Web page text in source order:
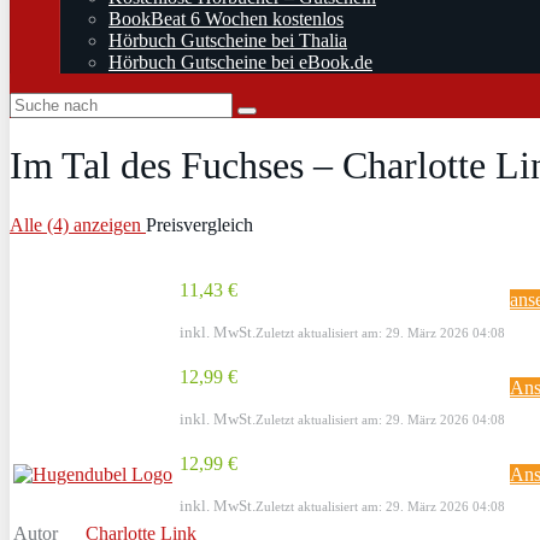
BookBeat 6 Wochen kostenlos
Hörbuch Gutscheine bei Thalia
Hörbuch Gutscheine bei eBook.de
Im Tal des Fuchses – Charlotte
Alle (4) anzeigen Preisvergleich
11,43 €
inkl. MwSt. Zuletzt aktualisiert am: 29. März 2026 04:08
12,99 €
inkl. MwSt. Zuletzt aktualisiert am: 29. März 2026 04:08
12,99 €
inkl. MwSt. Zuletzt aktualisiert am: 29. März 2026 04:08
Autor
Charlotte Link